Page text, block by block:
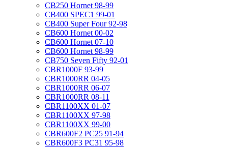
CB250 Hornet 98-99
CB400 SPEC1 99-01
CB400 Super Four 92-98
CB600 Hornet 00-02
CB600 Hornet 07-10
CB600 Hornet 98-99
CB750 Seven Fifty 92-01
CBR1000F 93-99
CBR1000RR 04-05
CBR1000RR 06-07
CBR1000RR 08-11
CBR1100XX 01-07
CBR1100XX 97-98
CBR1100XX 99-00
CBR600F2 PC25 91-94
CBR600F3 PC31 95-98